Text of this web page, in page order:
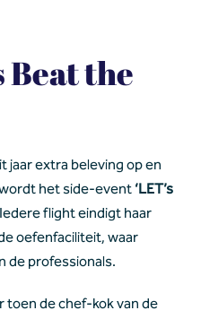
Beat the
jaar extra beleving op en
het side-event ‘LET’s
flight eindigt haar
oefenfaciliteit, waar
de professionals.
toen de chef-kok van de